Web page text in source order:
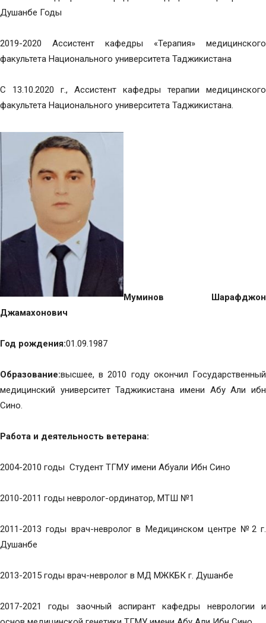
Душанбе Годы
2019-2020 Ассистент кафедры «Терапия» медицинского
факультета Национального университета Таджикистана
С 13.10.2020 г., Ассистент кафедры терапии медицинского
факультета Национального университета Таджикистана.
Муминов Шарафджон
Джамахонович
Год рождения:01.09.1987
Образование:высшее, в 2010 году окончил Государственный
медицинский университет Таджикистана имени Абу Али ибн
Сино.
Работа и деятельность ветерана:
2004-2010 годы Студент ТГМУ имени Абуали Ибн Сино
2010-2011 годы невролог-ординатор, МТШ №1
2011-2013 годы врач-невролог в Медицинском центре №2 г.
Душанбе
2013-2015 годы врач-невролог в МД МЖКБК г. Душанбе
2017-2021 годы заочный аспирант кафедры неврологии и